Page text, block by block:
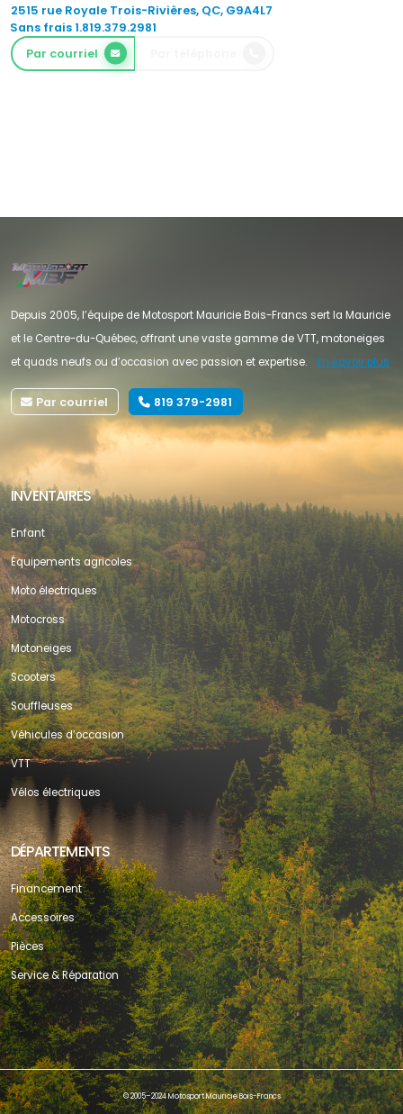
2515 rue Royale Trois-Rivières, QC, G9A4L7
Sans frais 1.819.379.2981
Par courriel
Depuis 2005, l’équipe de Motosport Mauricie Bois-Francs sert la Mauricie
et le Centre-du-Québec, offrant une vaste gamme de VTT, motoneiges
et quads neufs ou d’occasion avec passion et expertise.
En savoir plus
Par courriel 819 379-2981
INVENTAIRES
Enfant
Équipements agricoles
Moto électriques
Motocross
Motoneiges
Scooters
Souffleuses
Véhicules d’occasion
VTT
Vélos électriques
DÉPARTEMENTS
Financement
Accessoires
Pièces
Service & Réparation
© 2005–2024 Motosport Mauricie Bois-Francs